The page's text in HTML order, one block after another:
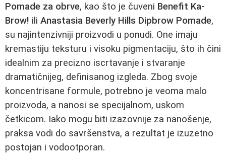
Pomade za obrve, kao što je čuveni Benefit Ka-
Brow! ili Anastasia Beverly Hills Dipbrow Pomade,
su najintenzivniji proizvodi u ponudi. One imaju
kremastiju teksturu i visoku pigmentaciju, što ih čini
idealnim za precizno iscrtavanje i stvaranje
dramatičnijeg, definisanog izgleda. Zbog svoje
koncentrisane formule, potrebno je veoma malo
proizvoda, a nanosi se specijalnom, uskom
četkicom. Iako mogu biti izazovnije za nanošenje,
praksa vodi do savršenstva, a rezultat je izuzetno
postojan i vodootporan.